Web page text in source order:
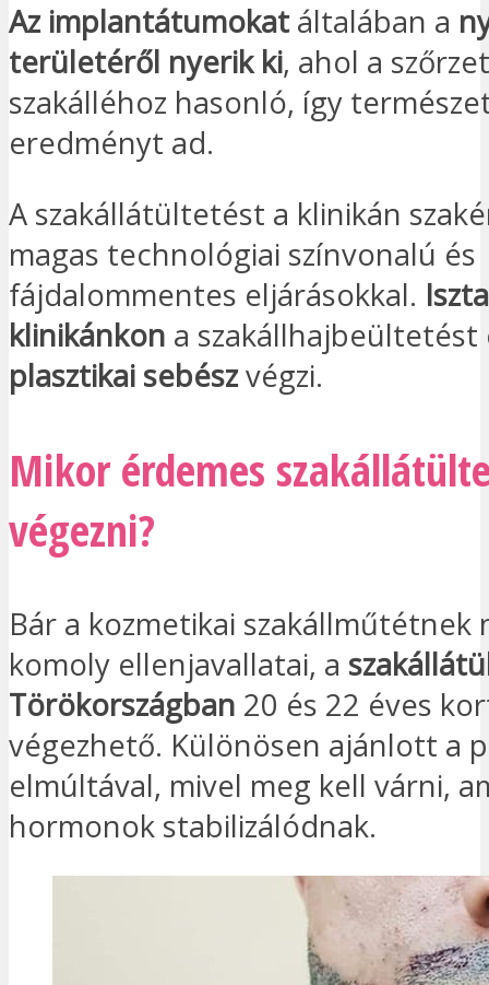
Az implantátumokatáltalában a
területéről nyerik ki, ahol a
szakálléhoz hasonló, így
eredményt ad.
A szakállátültetést a klinikán
magas technológiai színvonalú és
fájdalommentes eljárásokkal.
klinikánkon a szakállhajbeültetést
plasztikai sebészvégzi.
Mikor érdemes
végezni?
Bár a kozmetikai szakállműtétnek
komoly ellenjavallatai, a
Törökországban 20 és 22 éves
végezhető. Különösen ajánlott a
elmúltával, mivel meg kell várni,
hormonok stabilizálódnak.